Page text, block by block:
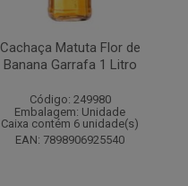
Cachaça Matuta Flor de
Banana Garrafa 1 Litro
Código: 249980
Embalagem: Unidade
Caixa contém 6 unidade(s)
EAN: 7898906925540